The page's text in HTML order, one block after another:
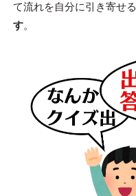
て流れを自分に引き寄せ
す。